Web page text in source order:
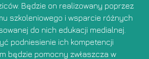
Będzie on realizowany poprzez
szkoleniowego i wsparcie różnych
do nich edukacji medialnej.
podniesienie ich kompetencji
będzie pomocny zwłaszcza w